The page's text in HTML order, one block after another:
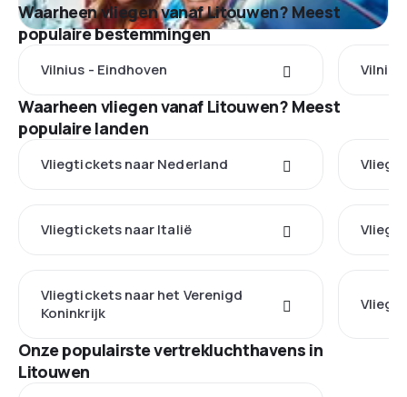
Waarheen vliegen vanaf Litouwen? Meest
populaire bestemmingen
Vilnius - Eindhoven
Waarheen vliegen vanaf Litouwen? Meest
populaire landen
Vliegtickets naar Nederland
Vliegtickets naar Italië
Vliegtickets naar het Verenigd
Koninkrijk
Onze populairste vertrekluchthavens in
Litouwen